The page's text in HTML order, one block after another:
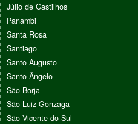
Júlio de Castilhos
Panambi
Santa Rosa
Santiago
Santo Augusto
Santo Ângelo
São Borja
São Luiz Gonzaga
São Vicente do Sul